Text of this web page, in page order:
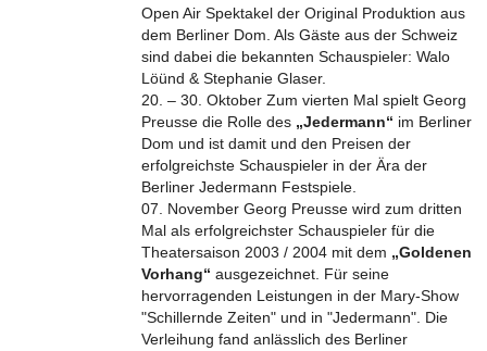
Open Air Spektakel der Original Produktion aus
dem Berliner Dom. Als Gäste aus der Schweiz
sind dabei die bekannten Schauspieler: Walo
Löünd & Stephanie Glaser.
20. – 30. Oktober Zum vierten Mal spielt Georg
Preusse die Rolle des „Jedermann“ im Berliner
Dom und ist damit und den Preisen der
erfolgreichste Schauspieler in der Ära der
Berliner Jedermann Festspiele.
07. November Georg Preusse wird zum dritten
Mal als erfolgreichster Schauspieler für die
Theatersaison 2003 / 2004 mit dem „Goldenen
Vorhang“ ausgezeichnet. Für seine
hervorragenden Leistungen in der Mary-Show
"Schillernde Zeiten" und in "Jedermann". Die
Verleihung fand anlässlich des Berliner